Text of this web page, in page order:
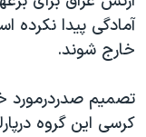
اسرائیل در جنگ
گالری عکس
ورزش زنان در ایران
اعتراضات زن، زندگی،
تریبونال مردمی آبان ۹۸
زبانهای مختلف
آمادگی پيدا نکرده
خارج شوند.
کرسی اين گروه